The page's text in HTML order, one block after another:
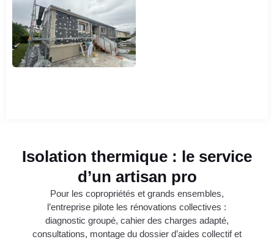
Isolation thermique : le service
d’un artisan pro
Pour les copropriétés et grands ensembles,
l’entreprise pilote les rénovations collectives :
diagnostic groupé, cahier des charges adapté,
consultations, montage du dossier d’aides collectif et